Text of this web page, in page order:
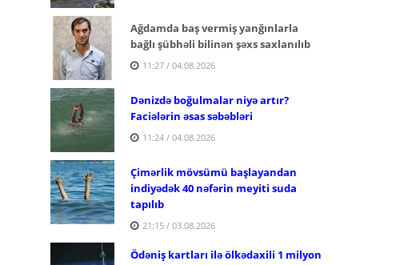
Ağdamda baş vermiş yanğınlarla
bağlı şübhəli bilinən şəxs saxlanılıb
11:27 / 04.08.2026
Dənizdə boğulmalar niyə artır?
Faciələrin əsas səbəbləri
11:24 / 04.08.2026
Çimərlik mövsümü başlayandan
indiyədək 40 nəfərin meyiti suda
tapılıb
21:15 / 03.08.2026
Ödəniş kartları ilə ölkədaxili 1 milyon